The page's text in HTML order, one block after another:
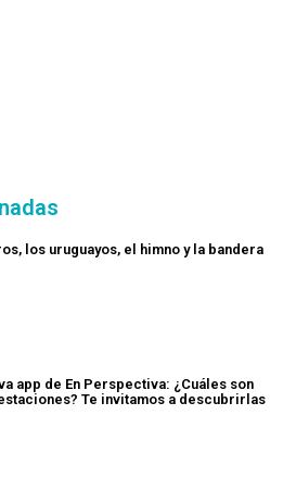
los uruguayos, el himno y la bandera
app de En Perspectiva: ¿Cuáles son
Te invitamos a descubrirlas